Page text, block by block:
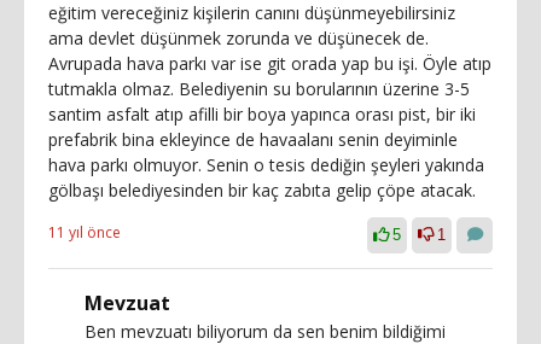
eğitim vereceğiniz kişilerin canını düşünmeyebilirsiniz
ama devlet düşünmek zorunda ve düşünecek de.
Avrupada hava parkı var ise git orada yap bu işi. Öyle atıp
tutmakla olmaz. Belediyenin su borularının üzerine 3-5
santim asfalt atıp afilli bir boya yapınca orası pist, bir iki
prefabrik bina ekleyince de havaalanı senin deyiminle
hava parkı olmuyor. Senin o tesis dediğin şeyleri yakında
gölbaşı belediyesinden bir kaç zabıta gelip çöpe atacak.
11 yıl önce 5 1
Mevzuat
Ben mevzuatı biliyorum da sen benim bildiğimi